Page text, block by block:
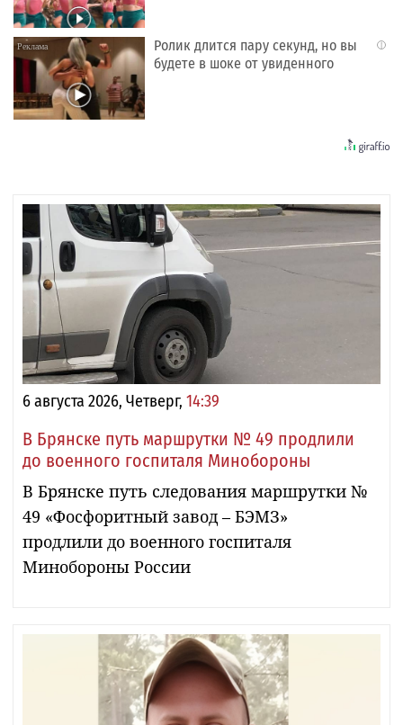
i
Ролик длится пару секунд, но вы
будете в шоке от увиденного
6 августа 2026, Четверг, 14:39
В Брянске путь маршрутки № 49 продлили
до военного госпиталя Минобороны
В Брянске путь следования маршрутки №
49 «Фосфоритный завод – БЭМЗ»
продлили до военного госпиталя
Минобороны России